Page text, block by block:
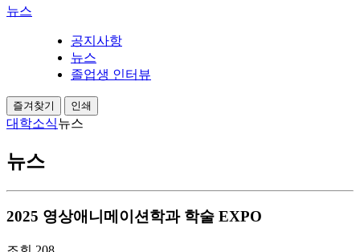
뉴스
공지사항
뉴스
졸업생 인터뷰
즐겨찾기 인쇄
대학소식뉴스
뉴스
2025 영상애니메이션학과 학술 EXPO